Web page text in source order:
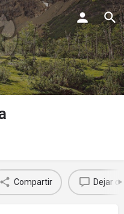
Compartir Dejar